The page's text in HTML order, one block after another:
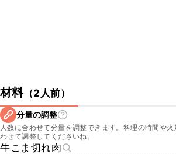
材料（2人前）
分量の調整
人数に合わせて分量を調整できます。料理の時間や
わせて調整してくださいね。
牛こま切れ肉